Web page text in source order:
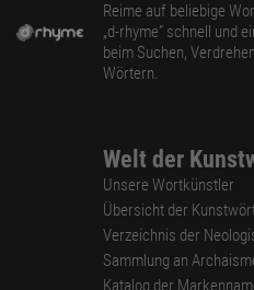
Reime auf beliebige
„d-rhyme” schnell und
beim Suchen,
Wörtern.
Welt der
Unsere Wortkünstler
Übersicht der
Verzeichnis der
Sammlung an
Katalog der